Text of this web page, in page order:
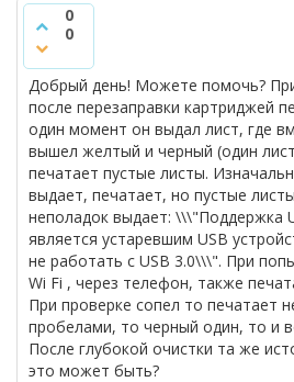
0
0
Добрый день! Можете помочь?
после перезаправки картриджей
один момент он выдал лист, где
вышел желтый и черный (один
печатает пустые листы.
выдает, печатает, но пустые
неполадок выдает: \\\"Поддержка
является устаревшим USB
не работать с USB 3.0\\\". При
Wi Fi , через телефон, также
При проверке сопел то печатает
пробелами, то черный один, то и
После глубокой очистки та же
это может быть?